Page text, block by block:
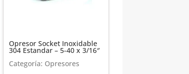
Opresor Socket Inoxidable
304 Estandar – 5-40 x 3/16″
Categoría: Opresores